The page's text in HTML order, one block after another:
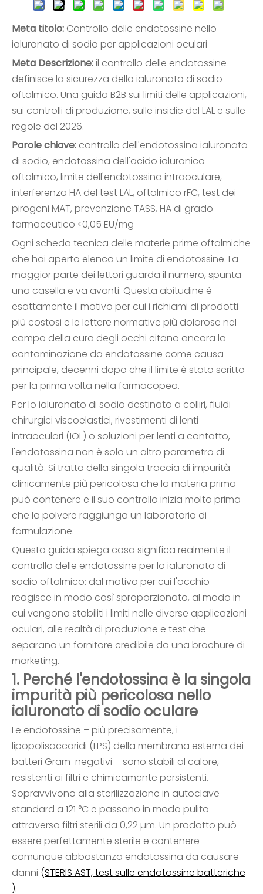
Meta titolo: Controllo delle endotossine nello
ialuronato di sodio per applicazioni oculari
Meta Descrizione:il controllo delle endotossine
definisce la sicurezza dello ialuronato di sodio
oftalmico. Una guida B2B sui limiti delle applicazioni,
sui controlli di produzione, sulle insidie ​​del LAL e sulle
regole del 2026.
Parole chiave: controllo dell'endotossina ialuronato
di sodio, endotossina dell'acido ialuronico
oftalmico, limite dell'endotossina intraoculare,
interferenza HA del test LAL, oftalmico rFC, test dei
pirogeni MAT, prevenzione TASS, HA di grado
farmaceutico <0,05 EU/mg
Ogni scheda tecnica delle materie prime oftalmiche
che hai aperto elenca un limite di endotossine. La
maggior parte dei lettori guarda il numero, spunta
una casella e va avanti. Questa abitudine è
esattamente il motivo per cui i richiami di prodotti
più costosi e le lettere normative più dolorose nel
campo della cura degli occhi citano ancora la
contaminazione da endotossine come causa
principale, decenni dopo che il limite è stato scritto
per la prima volta nella farmacopea.
Per lo ialuronato di sodio destinato a colliri, fluidi
chirurgici viscoelastici, rivestimenti di lenti
intraoculari (IOL) o soluzioni per lenti a contatto,
l'endotossina non è solo un altro parametro di
qualità. Si tratta della singola traccia di impurità
clinicamente più pericolosa che la materia prima
può contenere e il suo controllo inizia molto prima
che la polvere raggiunga un laboratorio di
formulazione.
Questa guida spiega cosa significa realmente il
controllo delle endotossine per lo ialuronato di
sodio oftalmico: dal motivo per cui l'occhio
reagisce in modo così sproporzionato, al modo in
cui vengono stabiliti i limiti nelle diverse applicazioni
oculari, alle realtà di produzione e test che
separano un fornitore credibile da una brochure di
marketing.
1. Perché l'endotossina è la singola
impurità più pericolosa nello
ialuronato di sodio oculare
Le endotossine – più precisamente, i
lipopolisaccaridi (LPS) della membrana esterna dei
batteri Gram-negativi – sono stabili al calore,
resistenti ai filtri e chimicamente persistenti.
Sopravvivono alla sterilizzazione in autoclave
standard a 121 °C e passano in modo pulito
attraverso filtri sterili da 0,22 µm. Un prodotto può
essere perfettamente sterile e contenere
comunque abbastanza endotossina da causare
danni (STERIS AST, test sulle endotossine batteriche
).